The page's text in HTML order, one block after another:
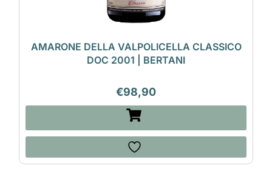
AMARONE DELLA VALPOLICELLA CLASSICO
DOC 2001 | BERTANI
€98,90